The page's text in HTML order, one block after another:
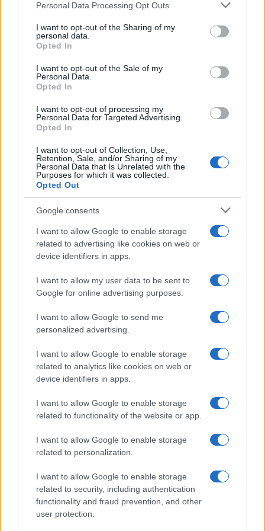
Please note that this website/app uses one or more Google
not limited to your visit or usage behaviour. You may click to
grant or deny consent to Google and its third-party tags to
use your data for below specified purposes in below Google
consent section.
Personal Data Processing Opt Outs
I want to opt-out of the Sharing of my
personal data.
Opted In
I want to opt-out of the Sale of my
Personal Data.
Opted In
I want to opt-out of processing my
Personal Data for Targeted Advertising.
Opted In
I want to opt-out of Collection, Use,
Retention, Sale, and/or Sharing of my
Personal Data that Is Unrelated with the
Purposes for which it was collected.
Opted Out
Google consents
I want to allow Google to enable storage
related to advertising like cookies on web or
device identifiers in apps.
I want to allow my user data to be sent to
Google for online advertising purposes.
I want to allow Google to send me
personalized advertising.
I want to allow Google to enable storage
related to analytics like cookies on web or
device identifiers in apps.
I want to allow Google to enable storage
related to functionality of the website or app.
I want to allow Google to enable storage
related to personalization.
I want to allow Google to enable storage
related to security, including authentication
functionality and fraud prevention, and other
user protection.
Več iz kraja Slovenj Gradec
prilagojenimi cenami koles
lastniki ostali brez orodja in
modema
Kovinska ograja po meri: kako
izbrati material, polnilo in
izvedbo
Koroške reke so opazno upadle,
zadnja dva tedna skoraj brez
Več iz kategorije Kultura
bo 29. avgusta znova postal
prestolnica ulične kulinarike
preteklosti v sodobni prostor:
Peter Rauch v Galeriji raum AU
Sodelujte na likovnem in
fotografskem natečaju Prostor
prehoda
Voden ogled razstave Muzika
bo špilala - 120 let Babnikove
godbe vas bo popeljal skozi